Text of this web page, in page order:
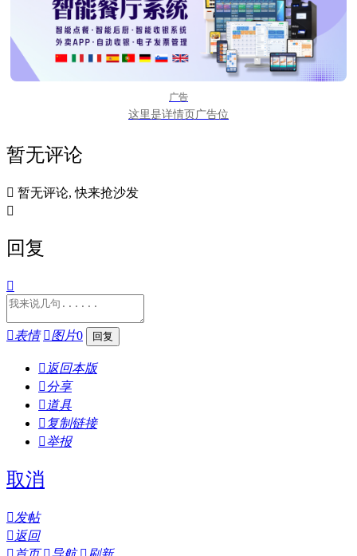
广告
这里是详情页广告位
暂无评论
 暂无评论, 快来抢沙发

回复

表情 图片0
 返回本版
分享
 道具
 复制链接
举报
取消
发帖
 返回